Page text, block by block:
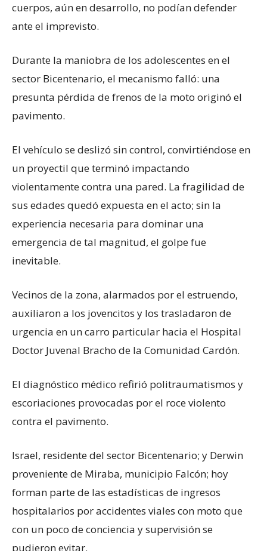
cuerpos, aún en desarrollo, no podían defender
ante el imprevisto.
Durante la maniobra de los adolescentes en el
sector Bicentenario, el mecanismo falló: una
presunta pérdida de frenos de la moto originó el
pavimento.
El vehículo se deslizó sin control, convirtiéndose en
un proyectil que terminó impactando
violentamente contra una pared. La fragilidad de
sus edades quedó expuesta en el acto; sin la
experiencia necesaria para dominar una
emergencia de tal magnitud, el golpe fue
inevitable.
Vecinos de la zona, alarmados por el estruendo,
auxiliaron a los jovencitos y los trasladaron de
urgencia en un carro particular hacia el Hospital
Doctor Juvenal Bracho de la Comunidad Cardón.
El diagnóstico médico refirió politraumatismos y
escoriaciones provocadas por el roce violento
contra el pavimento.
Israel, residente del sector Bicentenario; y Derwin
proveniente de Miraba, municipio Falcón; hoy
forman parte de las estadísticas de ingresos
hospitalarios por accidentes viales con moto que
con un poco de conciencia y supervisión se
pudieron evitar.